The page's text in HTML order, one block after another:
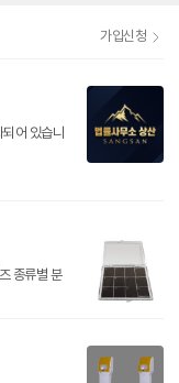
가입신청
어 있습니
종류별 분